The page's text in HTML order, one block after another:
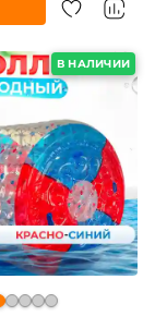
В НАЛИЧИИ